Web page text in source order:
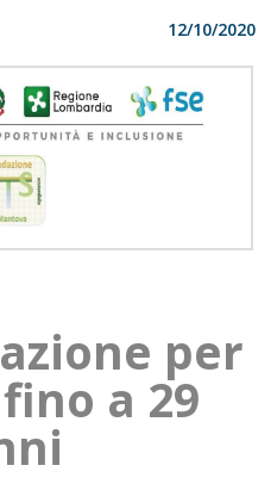
12/10/2020
per
a 29